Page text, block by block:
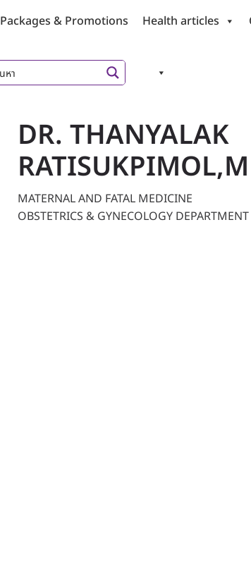
Packages & Promotions Health articles
DR. THANYALAK
MATERNAL AND FATAL MEDICINE
OBSTETRICS & GYNECOLOGY DEPARTMENT